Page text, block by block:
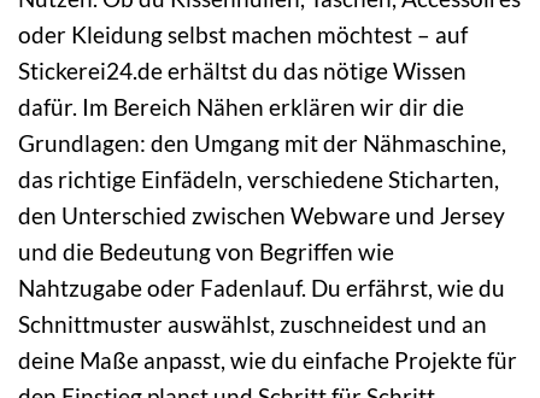
oder Kleidung selbst machen möchtest – auf
Stickerei24.de erhältst du das nötige Wissen
dafür. Im Bereich Nähen erklären wir dir die
Grundlagen: den Umgang mit der Nähmaschine,
das richtige Einfädeln, verschiedene Sticharten,
den Unterschied zwischen Webware und Jersey
und die Bedeutung von Begriffen wie
Nahtzugabe oder Fadenlauf. Du erfährst, wie du
Schnittmuster auswählst, zuschneidest und an
deine Maße anpasst, wie du einfache Projekte für